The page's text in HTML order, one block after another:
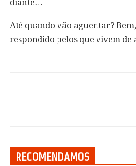
diante…
Até quando vão aguentar?
respondido pelos que vivem de
RECOMENDAMOS